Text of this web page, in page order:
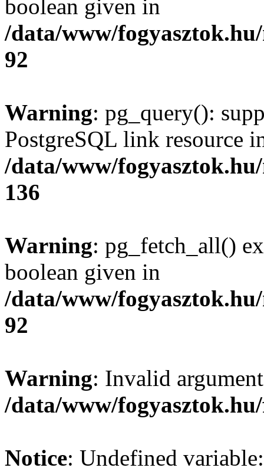
boolean given in
/data/www/
92
Warning: pg_query():
PostgreSQL link resource
/data/www/
136
Warning: pg_fetch_all()
boolean given in
/data/www/
92
Warning: Invalid
/data/www/
Notice: Undefined